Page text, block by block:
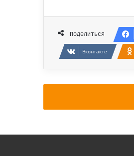
Поделиться
Вконтакте